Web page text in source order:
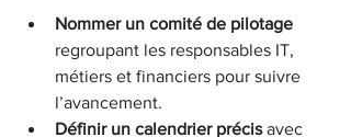
Nommer un comité de pilotage
regroupant les responsables IT,
métiers et financiers pour suivre
l’avancement.
Définir un calendrier précis avec